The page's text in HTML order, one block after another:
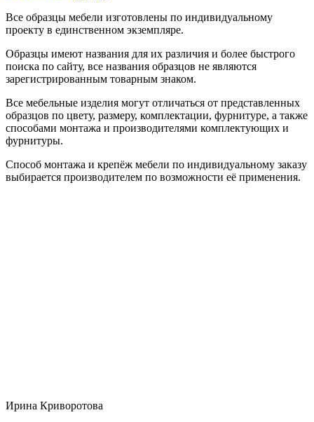
Все образцы мебели изготовлены по индивидуальному
проекту в единственном экземпляре.
Образцы имеют названия для их различия и более быстрого
поиска по сайту, все названия образцов не являются
зарегистрированным товарным знаком.
Все мебельные изделия могут отличаться от представленных
образцов по цвету, размеру, комплектации, фурнитуре, а также
способами монтажа и производителями комплектующих и
фурнитуры.
Способ монтажа и крепёж мебели по индивидуальному заказу
выбирается производителем по возможности её применения.
Ирина Криворотова